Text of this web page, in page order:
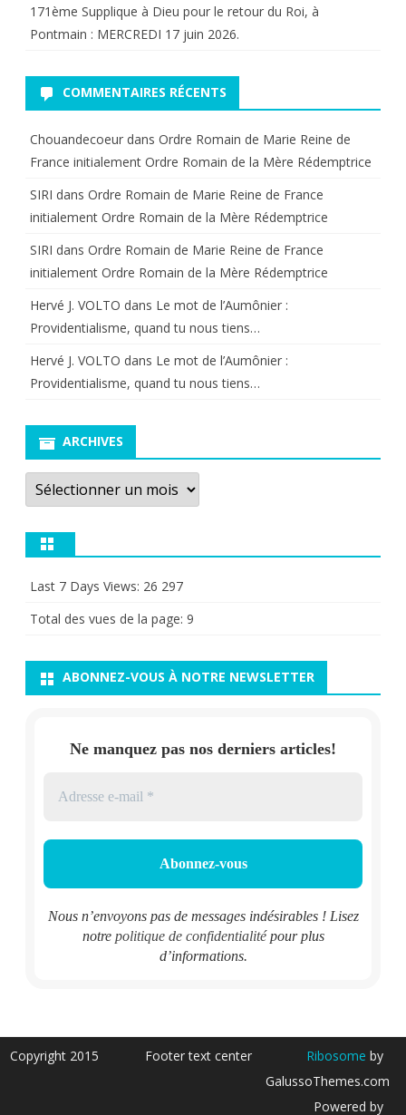
171ème Supplique à Dieu pour le retour du Roi, à
Pontmain : MERCREDI 17 juin 2026.
COMMENTAIRES RÉCENTS
Chouandecoeur dans Ordre Romain de Marie Reine de
France initialement Ordre Romain de la Mère Rédemptrice
SIRI dans Ordre Romain de Marie Reine de France
initialement Ordre Romain de la Mère Rédemptrice
SIRI dans Ordre Romain de Marie Reine de France
initialement Ordre Romain de la Mère Rédemptrice
Hervé J. VOLTO dans Le mot de l’Aumônier :
Providentialisme, quand tu nous tiens…
Hervé J. VOLTO dans Le mot de l’Aumônier :
Providentialisme, quand tu nous tiens…
ARCHIVES
Archives
Last 7 Days Views: 26 297
Total des vues de la page: 9
ABONNEZ-VOUS À NOTRE NEWSLETTER
Ne manquez pas nos derniers articles!
Nous n’envoyons pas de messages indésirables ! Lisez
notre politique de confidentialitépour plus
d’informations.
Copyright 2015 Footer text center Ribosome by
GalussoThemes.com
Powered by